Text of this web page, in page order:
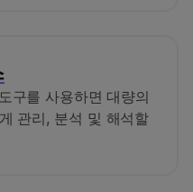
구를 사용하면 대량의
관리, 분석 및 해석할